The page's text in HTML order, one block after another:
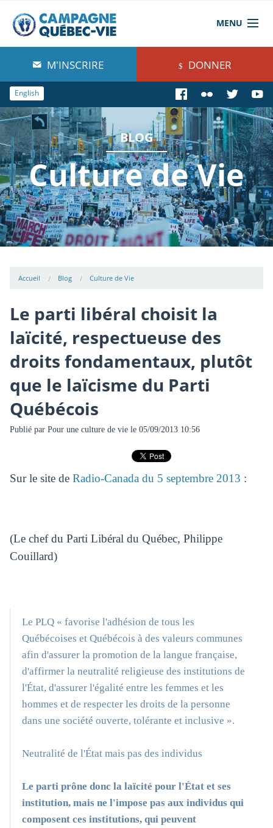
MENU
À propos de nous
Blog
Comprendre
Agir
Boutique
M'INSCRIRE DONNER
English
BLOG
Culture de Vie
Accueil Blog Culture de Vie
Le parti libéral choisit la
laïcité, respectueuse des
droits fondamentaux, plutôt
que le laïcisme du Parti
Québécois
Publié par Pour une culture de viele 05/09/2013 10:56
Sur le site de Radio-Canada du 5 septembre 2013 :
(Le chef du Parti Libéral du Québec, Philippe
Couillard)
Le PLQ « favorise l'adhésion de tous les
Québécoises et Québécois à des valeurs communes
afin d'assurer la promotion de la langue française,
d'affirmer la neutralité religieuse des institutions de
l'État, d'assurer l'égalité entre les femmes et les
hommes et de respecter les droits de la personne
dans une société ouverte, tolérante et inclusive ».
Neutralité de l'État mais pas des individus
Le parti prône donc la laïcité pour l'État et ses
institution, mais ne l'impose pas aux individus qui
composent ces institutions, qui peuvent